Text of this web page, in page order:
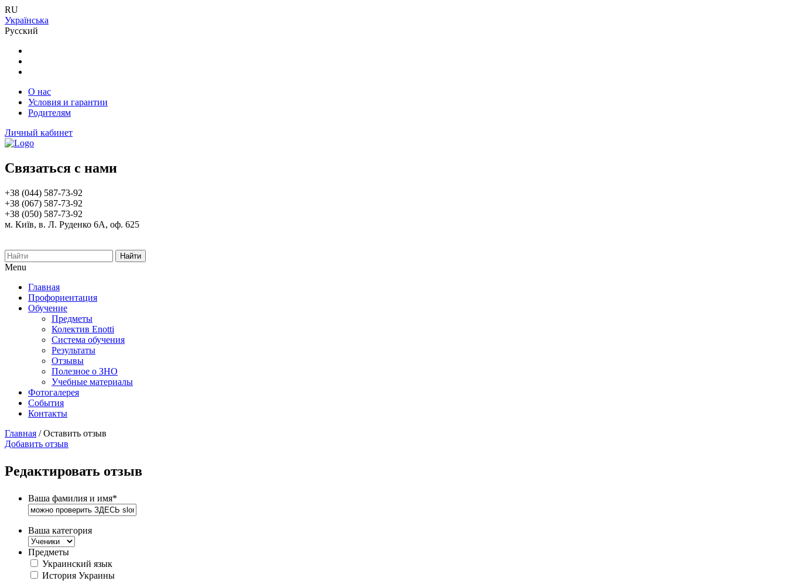
RU
Українська
Русский
О нас
Условия и гарантии
Родителям
Личный кабинет
Связаться с нами
+38 (044) 587-73-92
+38 (067) 587-73-92
+38 (050) 587-73-92
м. Київ, в. Л. Руденко 6А, оф. 625
Найти
Menu
Главная
Профориентация
Обучение
Предметы
Колектив Enotti
Система обучения
Результаты
Отзывы
Полезное о ЗНО
Учебные материалы
Фотогалерея
События
Контакты
Главная /Оставить отзыв
Добавить отзыв
Редактировать отзыв
Ваша фамилия и имя*
Ваша категория
Предметы
Украинский язык
История Украины